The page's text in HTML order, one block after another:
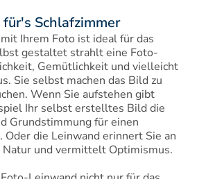
Schlafzimmer
Ihrem Foto ist ideal für das
gestaltet strahlt eine Foto-
Gemütlichkeit und vielleicht
Sie selbst machen das Bild zu
Wenn Sie aufstehen gibt
Ihr selbst erstelltes Bild die
Grundstimmung für einen
Oder die Leinwand erinnert Sie an
Natur und vermittelt Optimismus.